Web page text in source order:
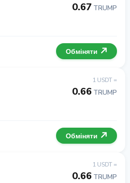
0.67 TRUMP
Обміняти
1 USDT =
0.66 TRUMP
Обміняти
1 USDT =
0.66 TRUMP